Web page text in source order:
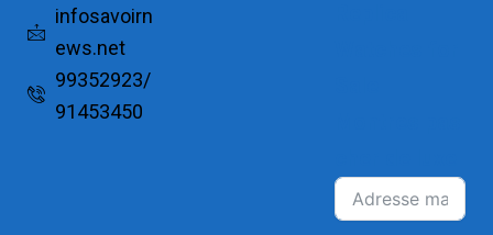
infosavoirn
ews.net
99352923/
91453450